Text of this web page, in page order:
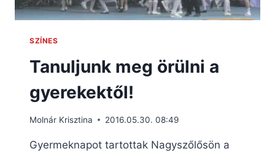
SZÍNES
Tanuljunk meg örülni a
gyerekektől!
Molnár Krisztina 2016.05.30. 08:49
Gyermeknapot tartottak Nagyszőlősön a